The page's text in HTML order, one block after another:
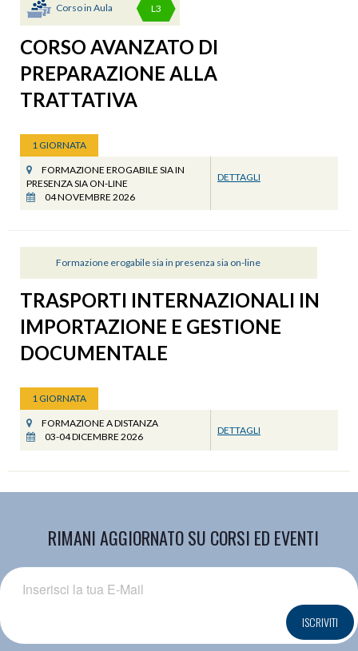
Corso in Aula L3
CORSO AVANZATO DI
PREPARAZIONE ALLA
TRATTATIVA
1 GIORNATA
FORMAZIONE EROGABILE SIA IN
PRESENZA SIA ON-LINE
04 NOVEMBRE 2026
DETTAGLI
Formazione erogabile sia in presenza sia on-line
TRASPORTI INTERNAZIONALI IN
IMPORTAZIONE E GESTIONE
DOCUMENTALE
1 GIORNATA
FORMAZIONE A DISTANZA
03-04 DICEMBRE 2026
DETTAGLI
RIMANI AGGIORNATO SU CORSI ED EVENTI
ISCRIVITI